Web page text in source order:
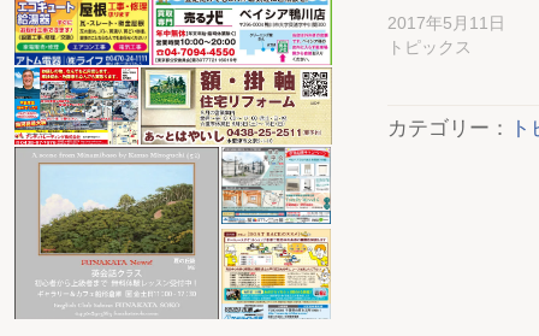
2017年5月11日
トピックス
カテゴリー：